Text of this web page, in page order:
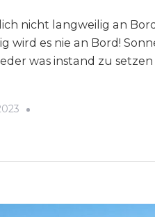
nicht langweilig an
wird es nie an Bord!
was instand zu setzen